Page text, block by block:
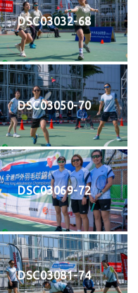
DSC03032-68
DSC03050-70
DSC03069-72
DSC03081-74